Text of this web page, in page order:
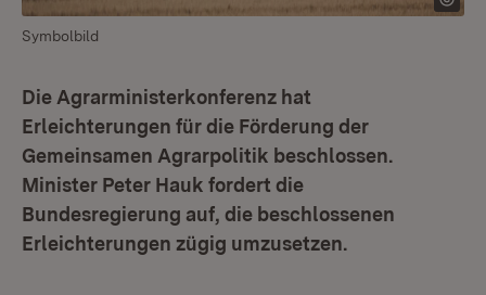
Symbolbild
Die Agrarministerkonferenz hat
Erleichterungen für die Förderung der
Gemeinsamen Agrarpolitik beschlossen.
Minister Peter Hauk fordert die
Bundesregierung auf, die beschlossenen
Erleichterungen zügig umzusetzen.